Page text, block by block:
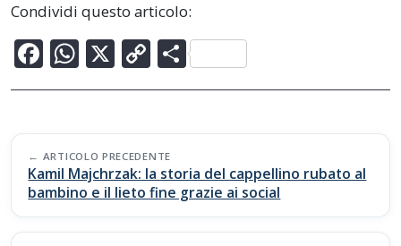
Condividi questo articolo:
F
ac
b
o
o
k
W
h
s
A
p
p
X C
o
y
Li
n
k
C
o
di
vi
di
Post
navigation
ARTICOLO PRECEDENTE
Kamil Majchrzak: la storia del cappellino rubato al
bambino e il lieto fine grazie ai social